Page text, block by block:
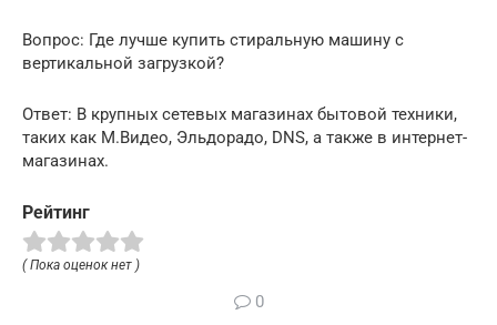
Вопрос: Где лучше купить стиральную машину с
вертикальной загрузкой?
Ответ: В крупных сетевых магазинах бытовой техники,
таких как М.Видео, Эльдорадо, DNS, а также в интернет-
магазинах.
Рейтинг
( Пока оценок нет )
0